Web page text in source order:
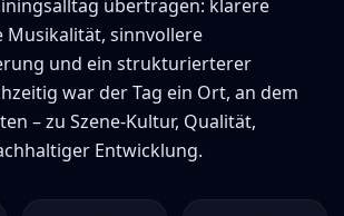
übertragen: klarere
Musikalität, sinnvollere
und ein strukturierterer
war der Tag ein Ort, an dem
– zu Szene-Kultur, Qualität,
Entwicklung.